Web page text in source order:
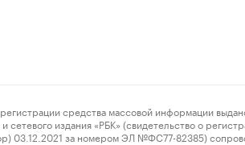
средства массовой информации
издания «РБК» (свидетельство о
03.12.2021 за номером ЭЛ №ФС77-82385)